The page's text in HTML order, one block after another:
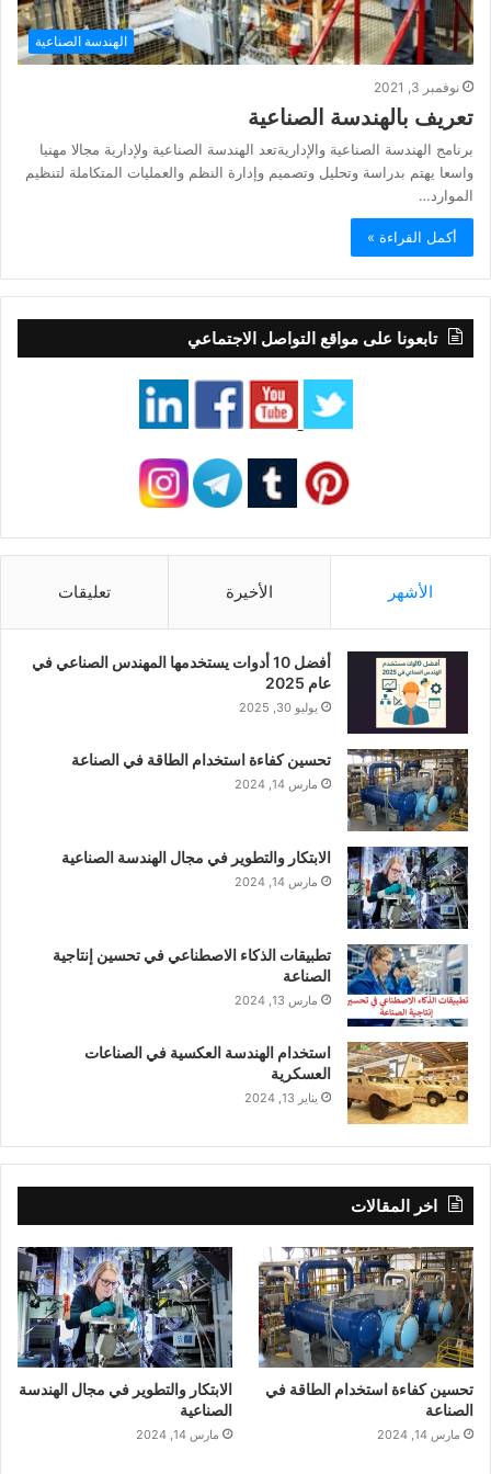
الهندسة الصناعية
نوفمبر 3, 2021
تعريف بالهندسة الصناعية
برنامج الهندسة الصناعية والإداريةتعد الهندسة الصناعية ولإدارية مجالا مهنيا
واسعا يهتم بدراسة وتحليل وتصميم وإدارة النظم والعمليات المتكاملة لتنظيم
الموارد…
أكمل القراءة »
تابعونا على مواقع التواصل الاجتماعي
الأشهر الأخيرة تعليقات
أفضل 10 أدوات يستخدمها المهندس الصناعي في
عام 2025
يوليو 30, 2025
تحسين كفاءة استخدام الطاقة في الصناعة
مارس 14, 2024
الابتكار والتطوير في مجال الهندسة الصناعية
مارس 14, 2024
تطبيقات الذكاء الاصطناعي في تحسين إنتاجية
الصناعة
مارس 13, 2024
استخدام الهندسة العكسية في الصناعات
العسكرية
يناير 13, 2024
اخر المقالات
تحسين كفاءة استخدام الطاقة في
الصناعة
مارس 14, 2024
الابتكار والتطوير في مجال الهندسة
الصناعية
مارس 14, 2024